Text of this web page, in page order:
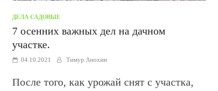
ДЕЛА САДОВЫЕ
7 осенних важных дел на дачном
участке.
04.10.2021 Тимур Анохин
После того, как урожай снят с участка,